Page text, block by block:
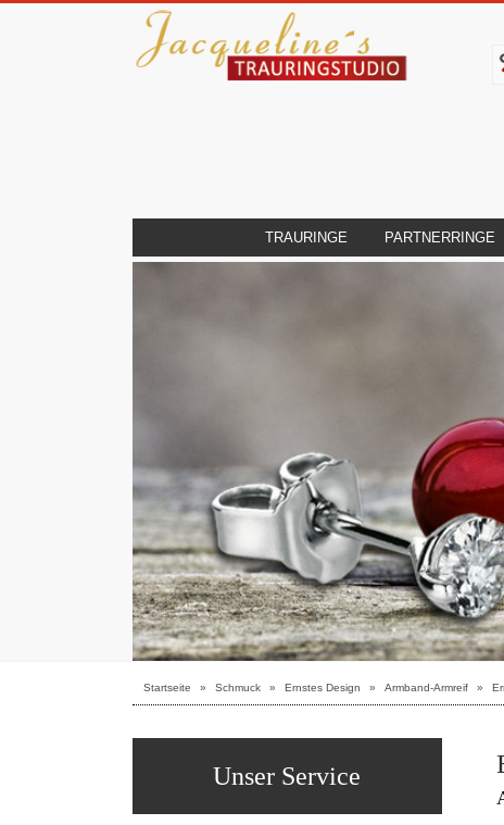
TRAURINGE PARTNERRINGE
Startseite » Schmuck » Ernstes Design » Armband-Armreif »
Unser Service